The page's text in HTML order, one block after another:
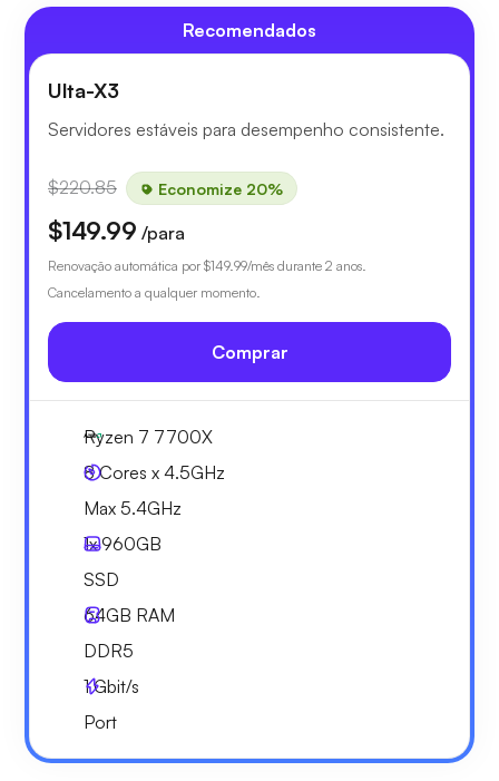
Recomendados
Ulta-X3
Servidores estáveis para desempenho consistente.
$220.85 Economize 20%
$149.99 /para
Renovação automática por $149.99/mês durante 2 anos.
Cancelamento a qualquer momento.
Comprar
Ryzen 7 7700X
8 Cores x 4.5GHz
Max 5.4GHz
1x960GB
SSD
64GB RAM
DDR5
1Gbit/s
Port